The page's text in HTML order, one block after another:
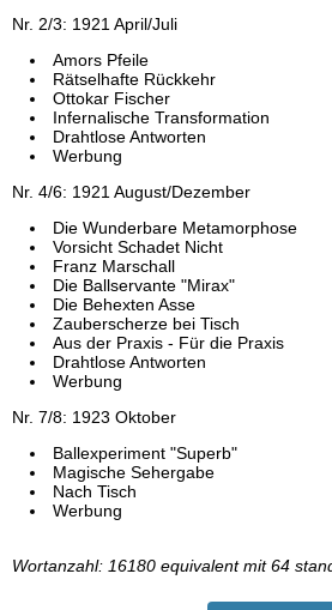
Nr. 2/3: 1921 April/Juli
Amors Pfeile
Rätselhafte Rückkehr
Ottokar Fischer
Infernalische Transformation
Drahtlose Antworten
Werbung
Nr. 4/6: 1921 August/Dezember
Die Wunderbare Metamorphose
Vorsicht Schadet Nicht
Franz Marschall
Die Ballservante "Mirax"
Die Behexten Asse
Zauberscherze bei Tisch
Aus der Praxis - Für die Praxis
Drahtlose Antworten
Werbung
Nr. 7/8: 1923 Oktober
Ballexperiment "Superb"
Magische Sehergabe
Nach Tisch
Werbung
Wortanzahl: 16180 equivalent mit 64